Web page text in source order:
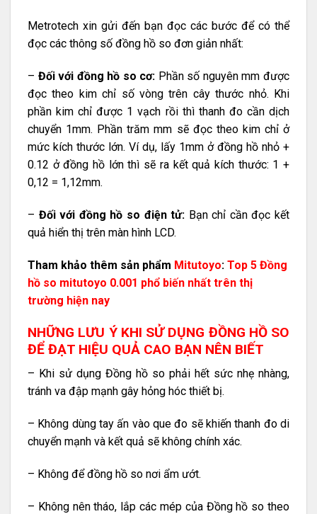
Metrotech xin gửi đến bạn đọc các bước để có thể
đọc các thông số đồng hồ so đơn giản nhất:
– Đối với đồng hồ so cơ: Phần số nguyên mm được
đọc theo kim chỉ số vòng trên cây thước nhỏ. Khi
phần kim chỉ được 1 vạch rồi thì thanh đo cần dịch
chuyển 1mm. Phần trăm mm sẽ đọc theo kim chỉ ở
mức kích thước lớn. Ví dụ, lấy 1mm ở đồng hồ nhỏ +
0.12 ở đồng hồ lớn thì sẽ ra kết quả kích thước: 1 +
0,12 = 1,12mm.
– Đối với đồng hồ so điện tử: Bạn chỉ cần đọc kết
quả hiển thị trên màn hình LCD.
Tham khảo thêm sản phẩm Mitutoyo: Top 5 Đồng
hồ so mitutoyo 0.001 phổ biến nhất trên thị
trường hiện nay
NHỮNG LƯU Ý KHI SỬ DỤNG ĐỒNG HỒ SO
ĐỂ ĐẠT HIỆU QUẢ CAO BẠN NÊN BIẾT
– Khi sử dụng Đồng hồ so phải hết sức nhẹ nhàng,
tránh va đập mạnh gây hỏng hóc thiết bị.
– Không dùng tay ấn vào que đo sẽ khiến thanh đo di
chuyển mạnh và kết quả sẽ không chính xác.
– Không để đồng hồ so nơi ẩm ướt.
– Không nên tháo, lắp các mép của Đồng hồ so theo